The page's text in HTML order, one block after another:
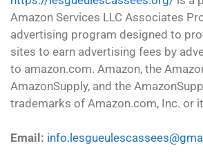
Amazon Services LLC Associates
advertising program designed to
sites to earn advertising fees by
to amazon.com. Amazon, the
AmazonSupply, and the
trademarks of Amazon.com, Inc. or
Email: